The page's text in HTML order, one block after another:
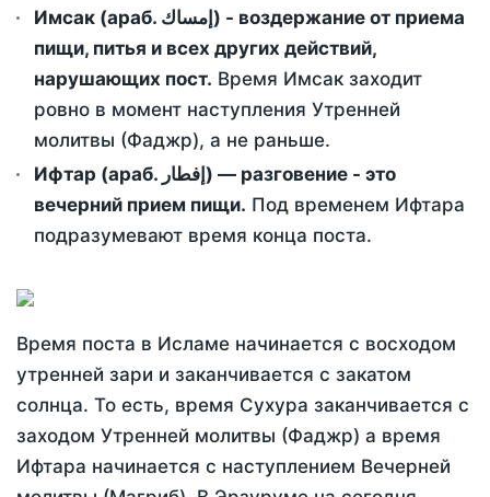
Имсак (араб. إمساك) - воздержание от приема
пищи, питья и всех других действий,
нарушающих пост. Время Имсак заходит
ровно в момент наступления Утренней
молитвы (Фаджр), а не раньше.
Ифтар (араб. إفطار) — разговение - это
вечерний прием пищи. Под временем Ифтара
подразумевают время конца поста.
Время поста в Исламе начинается с восходом
утренней зари и заканчивается с закатом
солнца. То есть, время Сухура заканчивается с
заходом Утренней молитвы (Фаджр) а время
Ифтара начинается с наступлением Вечерней